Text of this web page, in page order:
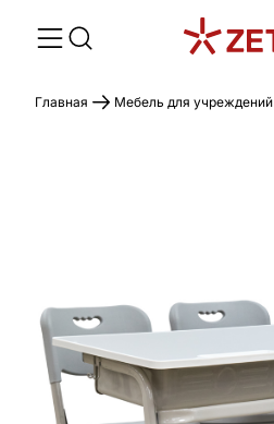
Главная Мебель для учреждений